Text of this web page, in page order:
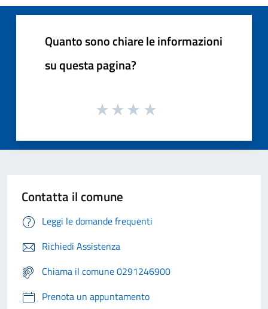
Quanto sono chiare le informazioni
su questa pagina?
Contatta il comune
Leggi le domande frequenti
Richiedi Assistenza
Chiama il comune 0291246900
Prenota un appuntamento